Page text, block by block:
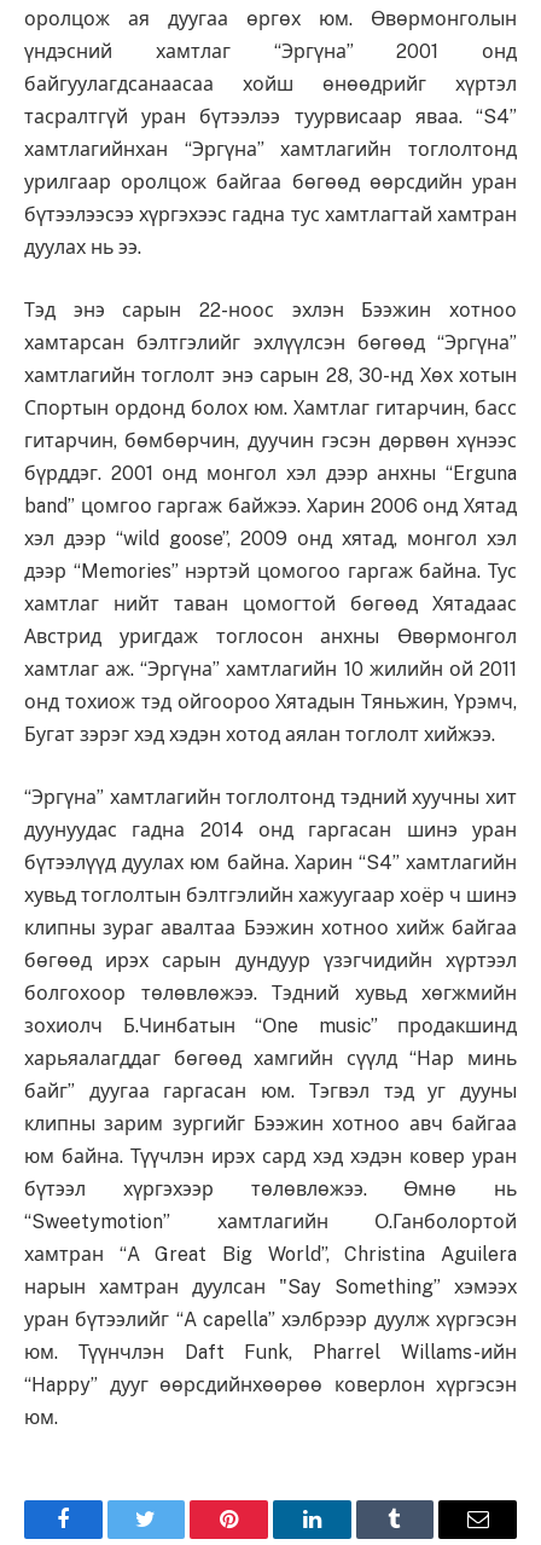
оролцож ая дуугаа өргөх юм. Өвөрмонголын
үндэсний хамтлаг “Эргүна” 2001 онд
байгуулагдсанаасаа хойш өнөөдрийг хүртэл
тасралтгүй уран бүтээлээ туурвисаар яваа. “S4”
хамтлагийнхан “Эргүна” хамтлагийн тоглолтонд
урилгаар оролцож байгаа бөгөөд өөрсдийн уран
бүтээлээсээ хүргэхээс гадна тус хамтлагтай хамтран
дуулах нь ээ.
Тэд энэ сарын 22-ноос эхлэн Бээжин хотноо
хамтарсан бэлтгэлийг эхлүүлсэн бөгөөд “Эргүна”
хамтлагийн тоглолт энэ сарын 28, 30-нд Хөх хотын
Спортын ордонд болох юм. Хамтлаг гитарчин, басс
гитарчин, бөмбөрчин, дуучин гэсэн дөрвөн хүнээс
бүрддэг. 2001 онд монгол хэл дээр анхны “Erguna
band” цомгоо гаргаж байжээ. Харин 2006 онд Хятад
хэл дээр “wild goose”, 2009 онд хятад, монгол хэл
дээр “Memories” нэртэй цомогоо гаргаж байна. Тус
хамтлаг нийт таван цомогтой бөгөөд Хятадаас
Австрид уригдаж тоглосон анхны Өвөрмонгол
хамтлаг аж. “Эргүна” хамтлагийн 10 жилийн ой 2011
онд тохиож тэд ойгоороо Хятадын Тяньжин, Үрэмч,
Бугат зэрэг хэд хэдэн хотод аялан тоглолт хийжээ.
“Эргүна” хамтлагийн тоглолтонд тэдний хуучны хит
дуунуудас гадна 2014 онд гаргасан шинэ уран
бүтээлүүд дуулах юм байна. Харин “S4” хамтлагийн
хувьд тоглолтын бэлтгэлийн хажуугаар хоёр ч шинэ
клипны зураг авалтаа Бээжин хотноо хийж байгаа
бөгөөд ирэх сарын дундуур үзэгчидийн хүртээл
болгохоор төлөвлөжээ. Тэдний хувьд хөгжмийн
зохиолч Б.Чинбатын “Оne music” продакшинд
харьяалагддаг бөгөөд хамгийн сүүлд “Нар минь
байг” дуугаа гаргасан юм. Тэгвэл тэд уг дууны
клипны зарим зургийг Бээжин хотноо авч байгаа
юм байна. Түүчлэн ирэх сард хэд хэдэн ковер уран
бүтээл хүргэхээр төлөвлөжээ. Өмнө нь
“Sweetymotion” хамтлагийн О.Ганболортой
хамтран “A Great Big World”, Christina Aguilera
нарын хамтран дуулсан "Say Something” хэмээх
уран бүтээлийг “A capella” хэлбрээр дуулж хүргэсэн
юм. Түүнчлэн Daft Funk, Pharrel Willams-ийн
“Нappy” дууг өөрсдийнхөөрөө коверлон хүргэсэн
юм.
FacebookTwitter Pinterest LinkedInTumblr Имэйл